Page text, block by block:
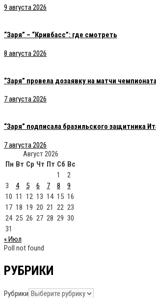
9 августа 2026
“Заря” – “Кривбасс”: где смотреть
8 августа 2026
“Заря” провела дозаявку на матчи
7 августа 2026
“Заря” подписала бразильского защитника
7 августа 2026
Август 2026
Пн Вт Ср Чт Пт Сб Вс
1
2
3
4 5 6 7 8
9
10 11 12 13 14 15 16
17 18 19 20 21 22 23
24 25 26 27 28 29 30
31
« Июл
Poll not found
РУБРИКИ
Рубрики